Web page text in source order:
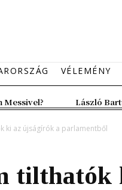
VÉLEMÉNY
Messivel? László
ki az újságírók a parlamentből
tilthatók